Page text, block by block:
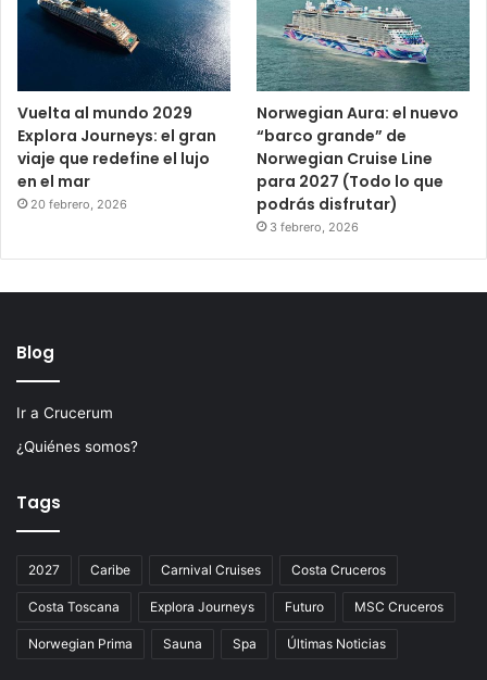
Vuelta al mundo 2029
Explora Journeys: el gran
viaje que redefine el lujo
en el mar
20 febrero, 2026
Norwegian Aura: el nuevo
“barco grande” de
Norwegian Cruise Line
para 2027 (Todo lo que
podrás disfrutar)
3 febrero, 2026
Blog
Ir a Crucerum
¿Quiénes somos?
Tags
2027 Caribe Carnival Cruises Costa Cruceros
Costa Toscana Explora Journeys Futuro MSC Cruceros
Norwegian Prima Sauna Spa Últimas Noticias